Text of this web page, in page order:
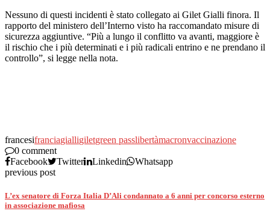
Nessuno di questi incidenti è stato collegato ai Gilet Gialli finora. Il
rapporto del ministero dell’Interno visto ha raccomandato misure di
sicurezza aggiuntive. “Più a lungo il conflitto va avanti, maggiore è
il rischio che i più determinati e i più radicali entrino e ne prendano il
controllo”, si legge nella nota.
francesifranciagialligiletgreen passlibertàmacronvaccinazione
0 comment
Facebook
Twitter Linkedin
Whatsapp
previous post
L’ex senatore di Forza Italia D’Ali condannato a 6 anni per concorso esterno
in associazione mafiosa